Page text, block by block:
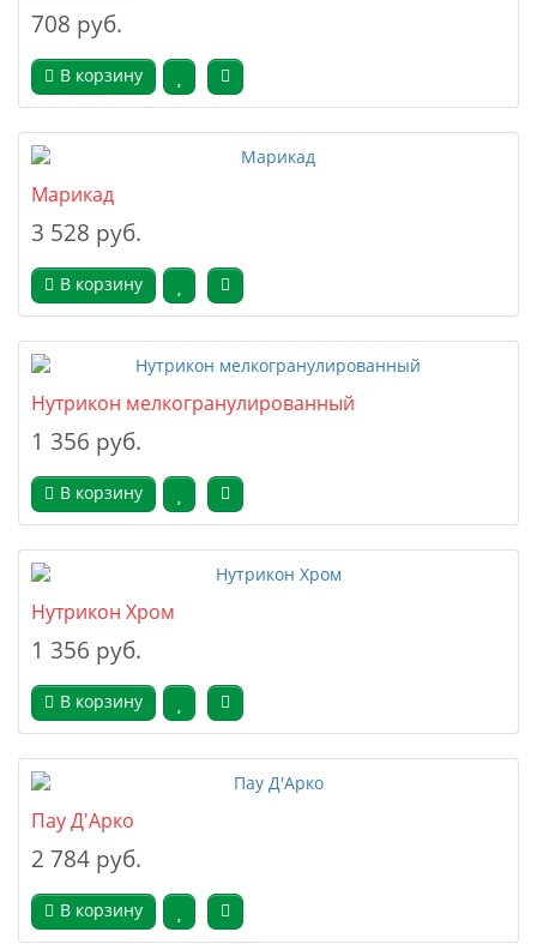
708 руб.
В корзину
Марикад
3 528 руб.
В корзину
Нутрикон мелкогранулированный
1 356 руб.
В корзину
Нутрикон Хром
1 356 руб.
В корзину
Пау Д'Арко
2 784 руб.
В корзину